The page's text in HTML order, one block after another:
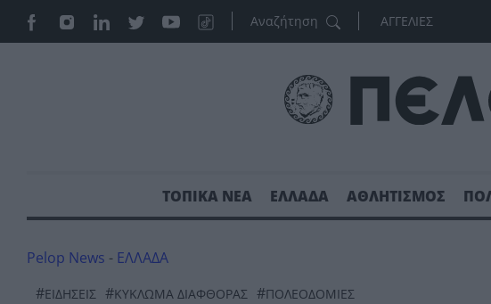
ΑΓΓΕΛΙΕΣ
ΤΟΠΙΚΑ ΝΕΑ ΕΛΛΑΔΑ ΑΘΛΗΤΙΣΜΟΣ
Pelop News - ΕΛΛΑΔΑ
#ΕΙΔΗΣΕΙΣ #ΚΥΚΛΩΜΑ ΔΙΑΦΘΟΡΑΣ #ΠΟΛΕΟΔΟΜΙΕΣ